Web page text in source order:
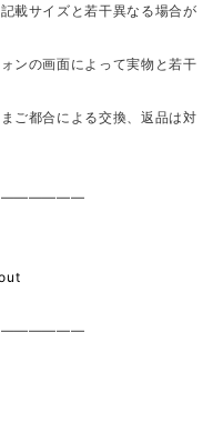
載サイズと若干異なる場合が
ンの画面によって実物と若干
ご都合による交換、返品は対